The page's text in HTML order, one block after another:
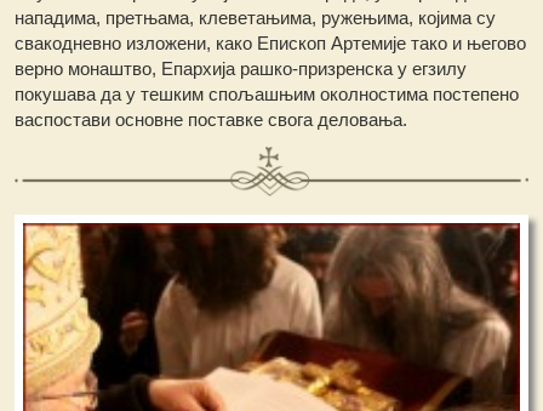
нападима, претњама, клеветањима, ружењима, којима су
свакодневно изложени, како Епископ Артемије тако и његово
верно монаштво, Епархија рашко-призренска у егзилу
покушава да у тешким спољашњим околностима постепено
васпостави основнe поставке свога деловања.